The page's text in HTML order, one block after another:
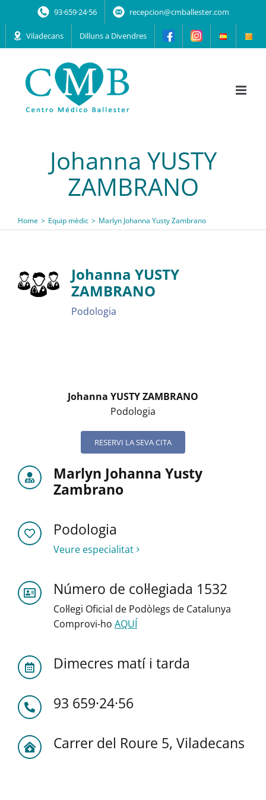
to
content
93·659·24·56 recepcion@cmballester.com
Viladecans Dilluns a Divendres
Johanna YUSTY
ZAMBRANO
Home Equip mèdic Marlyn Johanna Yusty Zambrano
Johanna YUSTY
ZAMBRANO
Podologia
Johanna YUSTY ZAMBRANO
Podologia
RESERVI LA SEVA CITA
Marlyn Johanna Yusty
Zambrano
Podologia
Veure especialitat
Número de col·legiada 1532
Col·legi Oficial de Podòlegs de Catalunya
Comprovi-ho AQUÍ
Dimecres matí i tarda
93 659·24·56
Carrer del Roure 5, Viladecans